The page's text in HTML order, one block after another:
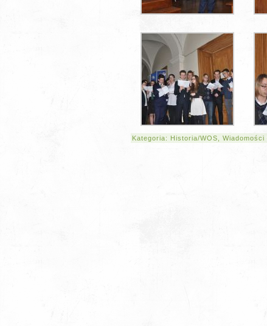
Kategoria: Historia/WOS Wiadomości